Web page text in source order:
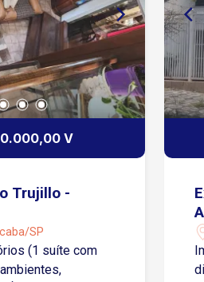
V
Trujillo -
SP
(1 suíte com